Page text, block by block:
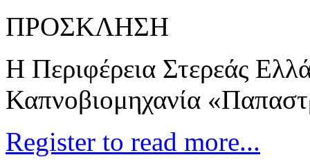
ΠΡΟΣΚΛΗΣΗ
Η Περιφέρεια Στερεάς
Καπνοβιομηχανία
Register to read more...